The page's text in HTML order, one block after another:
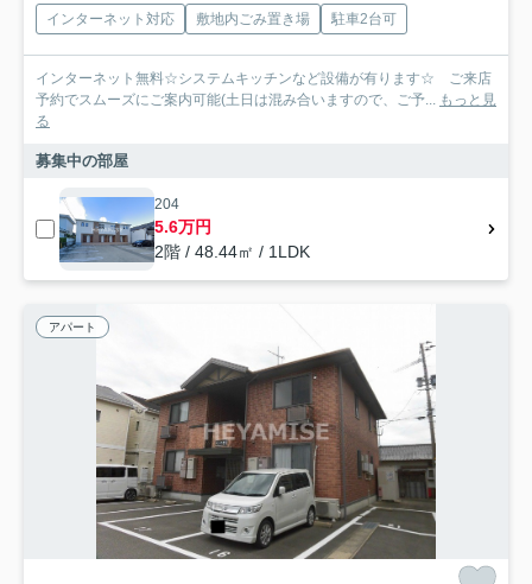
インターネット対応 敷地内ごみ置き場 駐車2台可
インターネット無料☆システムキッチンなど設備が有ります☆ ご来店
予約でスムーズにご案内可能(土日は混み合いますので、ご予... もっと見
る
募集中の部屋
204
5.6万円
2階 / 48.44㎡ / 1LDK
アパート